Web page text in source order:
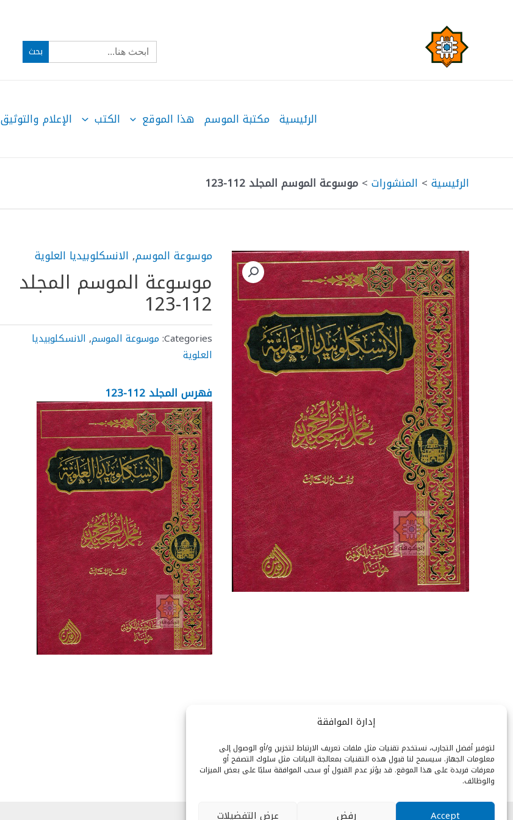
إدارة الموافقة
لتوفير أفضل التجارب، نستخدم تقنيات مثل ملفات تعريف الارتباط لتخزين و/أو الوصول إلى
معلومات الجهاز. سيسمح لنا قبول هذه التقنيات بمعالجة البيانات مثل سلوك التصفح أو
معرفات فريدة على هذا الموقع. قد يؤثر عدم القبول أو سحب الموافقة سلبًا على بعض الميزات
والوظائف.
Accept رفض عرض التفضيلات
Search
for:
الرئيسية مكتبة الموسم هذا الموقع الكتب الإعلام والتوثيق
الرئيسية > المنشورات > موسوعة الموسم المجلد 112-123
موسوعة الموسم, الانسكلوبيديا العلوية
موسوعة الموسم المجلد
112-123
Categories: موسوعة الموسم, الانسكلوبيديا
العلوية
فهرس المجلد 112-123